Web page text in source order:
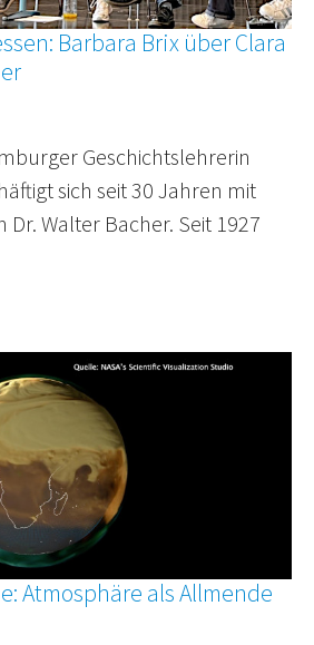
Barbara Brix über Clara
Geschichtslehrerin
sich seit 30 Jahren mit
Walter Bacher. Seit 1927
Atmosphäre als Allmende